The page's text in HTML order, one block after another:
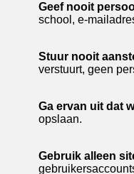
Geef nooit
school, e-
Stuur nooit
verstuurt, geen
Ga ervan uit dat
opslaan.
Gebruik alleen